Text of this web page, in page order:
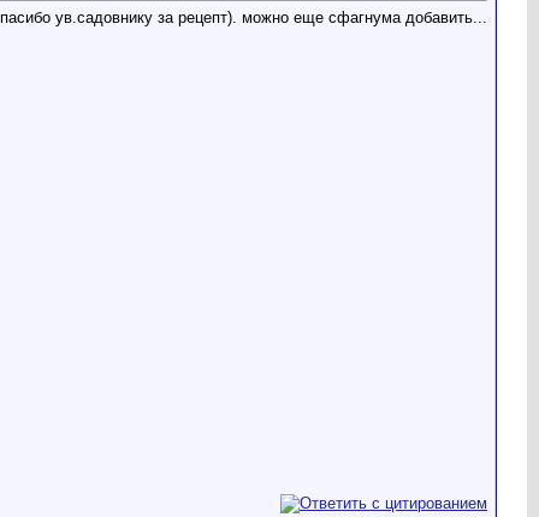
ув.садовнику за рецепт). можно еще сфагнума добавить...